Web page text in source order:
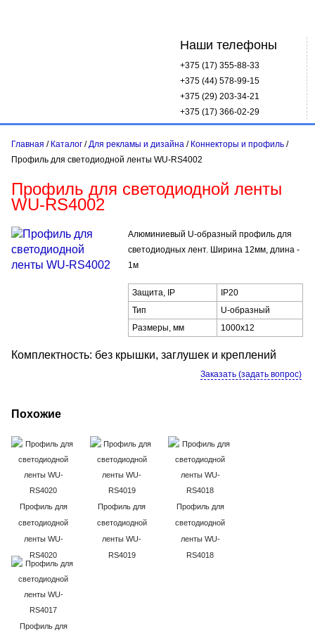
Наши телефоны
+375 (17) 355-88-33
+375 (44) 578-99-15
+375 (29) 203-34-21
+375 (17) 366-02-29
Главная / Каталог /Для рекламы и дизайна / Коннекторы и профиль /
Профиль для светодиодной ленты WU-RS4002
Профиль для светодиодной ленты
WU-RS4002
Алюминиевый U-образный профиль для
светодиодных лент. Ширина 12мм, длина -
1м
Защита, IP
IP20
Тип
U-образный
Размеры, мм
1000x12
Комплектность: без крышки, заглушек и креплений
Заказать (задать вопрос)
Похожие
Профиль для
светодиодной
ленты WU-
RS4020
Профиль для
светодиодной
ленты WU-
RS4019
Профиль для
светодиодной
ленты WU-
RS4018
Профиль для